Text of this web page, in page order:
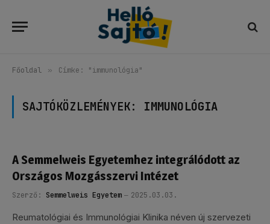
Főoldal » Címke: "immunológia"
SAJTÓKÖZLEMÉNYEK: IMMUNOLÓGIA
A Semmelweis Egyetemhez integrálódott az
Országos Mozgásszervi Intézet
Szerző: Semmelweis Egyetem 2025.03.03.
Reumatológiai és Immunológiai Klinika néven új szervezeti